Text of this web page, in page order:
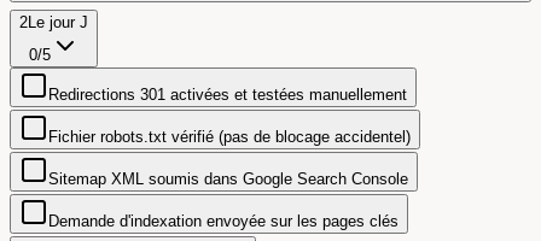
2Le jour J
0/5
Redirections 301 activées et testées manuellement
Fichier robots.txt vérifié (pas de blocage accidentel)
Sitemap XML soumis dans Google Search Console
Demande d'indexation envoyée sur les pages clés